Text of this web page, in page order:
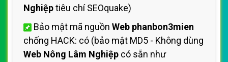
Nghiệptiêu chí SEOquake)
Bảo mật mã nguồn Web phanbon3mien
chống HACK: có (bảo mật MD5 - Không dùng
Web Nông Lâm Nghiệp có sẵn như